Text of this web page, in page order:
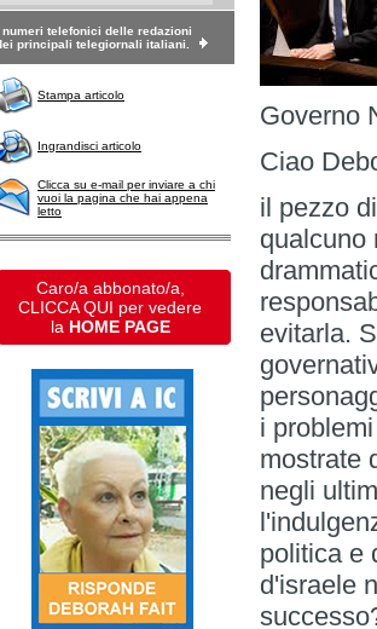
numeri telefonici delle redazioni
principali telegiornali italiani.
Stampa articolo
Ingrandisci articolo
Clicca su e-mail per inviare a chi
vuoi la pagina che hai appena
letto
Caro/a abbonato/a,
CLICCA QUI per vedere
la HOME PAGE
Governo
Ciao
il pezzo
qualcuno
evitarla.
i
mostrate
negli
politica e
d'israele